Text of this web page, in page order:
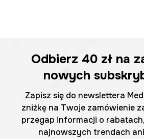
Odbierz 40 zł na
nowych
Zapisz się do newslettera
zniżkę na Twoje zamówienie
przegap informacji o
najnowszych trendach